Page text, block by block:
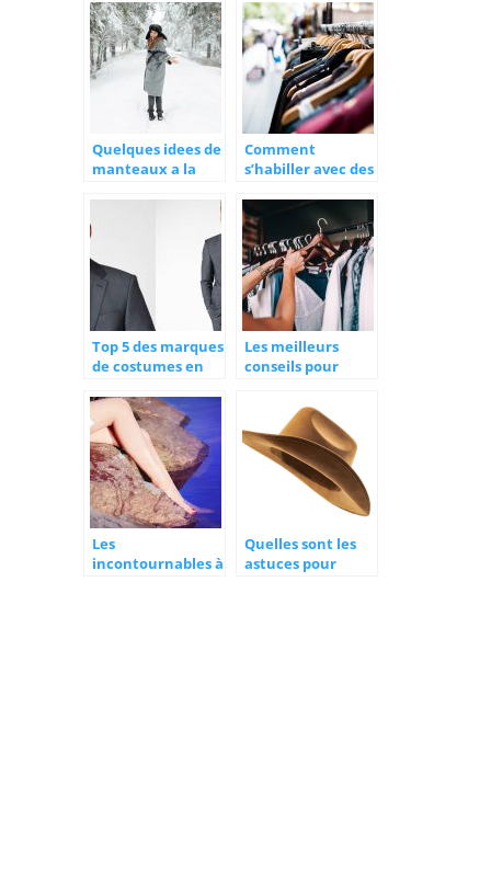
de notre
originalité ?
conseils
Quelques idees de
manteaux a la
Comment
s’habiller avec des
Top 5 des marques
de costumes en
Les meilleurs
conseils pour
dressing en un
temps record !
Les
incontournables à
Quelles sont les
astuces pour